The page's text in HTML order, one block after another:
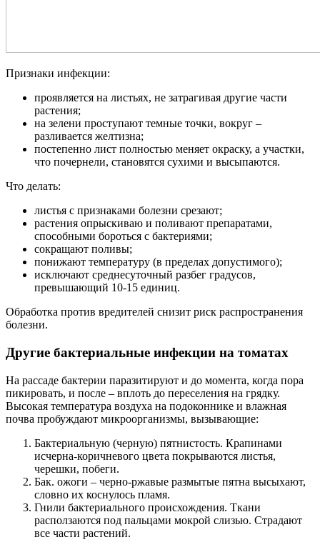
Признаки инфекции:
проявляется на листьях, не затрагивая другие части
растения;
на зелени проступают темные точки, вокруг –
разливается желтизна;
постепенно лист полностью меняет окраску, а участки,
что почернели, становятся сухими и высыпаются.
Что делать:
листья с признаками болезни срезают;
растения опрыскиваю и поливают препаратами,
способными бороться с бактериями;
сокращают поливы;
понижают температуру (в пределах допустимого);
исключают среднесуточный разбег градусов,
превышающий 10-15 единиц.
Обработка против вредителей снизит риск распространения
болезни.
Другие бактериальные инфекции на томатах
На рассаде бактерии паразитируют и до момента, когда пора
пикировать, и после – вплоть до переселения на грядку.
Высокая температура воздуха на подоконнике и влажная
почва пробуждают микроорганизмы, вызывающие:
Бактериальную (черную) пятнистость. Крапинами
исчерна-коричневого цвета покрываются листья,
черешки, побеги.
Бак. ожоги – черно-ржавые размытые пятна высыхают,
словно их коснулось пламя.
Гнили бактериального происхождения. Ткани
расползаются под пальцами мокрой слизью. Страдают
все части растений.